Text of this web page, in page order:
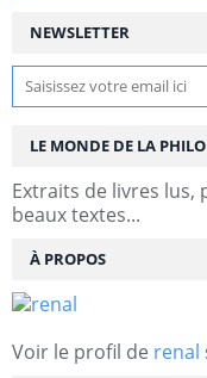
NEWSLETTER
LE MONDE DE LA
Extraits de livres lus,
beaux textes...
À PROPOS
Voir le profil de renal